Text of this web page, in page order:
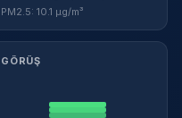
PM2.5: 10.1 µg/m³
GÖRÜŞ